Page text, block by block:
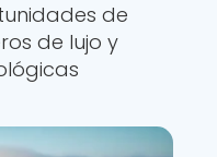
de
de lujo y